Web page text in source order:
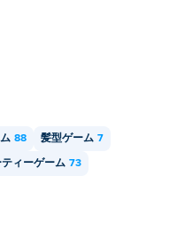
88 髪型ゲーム 7
ティーゲーム 73